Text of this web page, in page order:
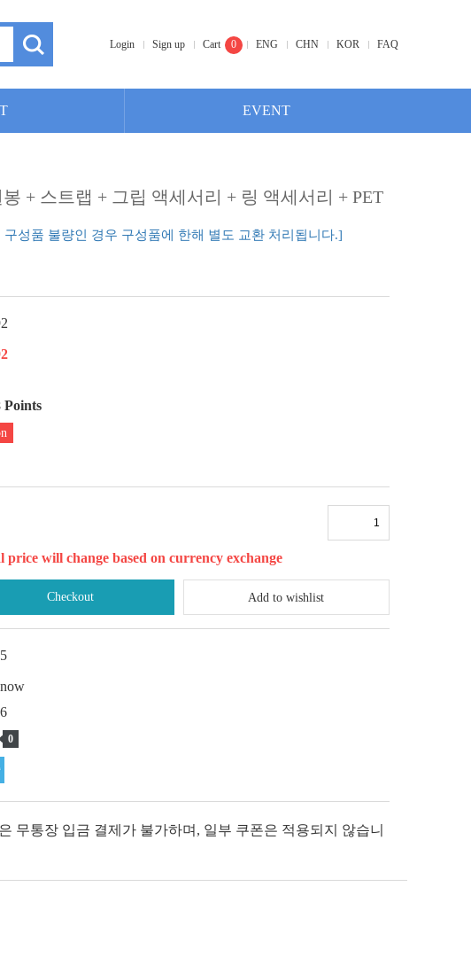
Login Sign up Cart 0 ENG CHN KOR FAQ
EVENT
+ 스트랩 + 그립 액세서리 + 링 액세서리 + PET
성품 불량인 경우 구성품에 한해 별도 교환 처리됩니다.]
Points
will change based on currency exchange
Checkout Add to wishlist
0
무통장 입금 결제가 불가하며, 일부 쿠폰은 적용되지 않습니